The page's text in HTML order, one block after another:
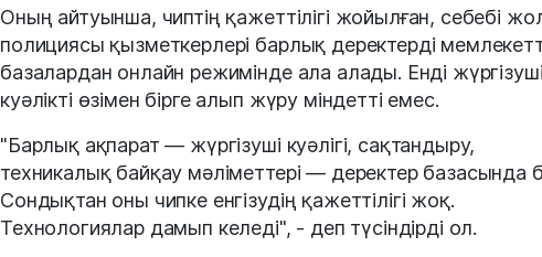
Оның айтуынша, чиптің қажеттілігі жойылған, себебі
полициясы қызметкерлері барлық деректерді
базалардан онлайн режимінде ала алады. Енді
куәлікті өзімен бірге алып жүру міндетті емес.
"Барлық ақпарат — жүргізуші куәлігі, сақтандыру,
техникалық байқау мәліметтері — деректер базасында
Сондықтан оны чипке енгізудің қажеттілігі жоқ.
Технологиялар дамып келеді", - деп түсіндірді ол.